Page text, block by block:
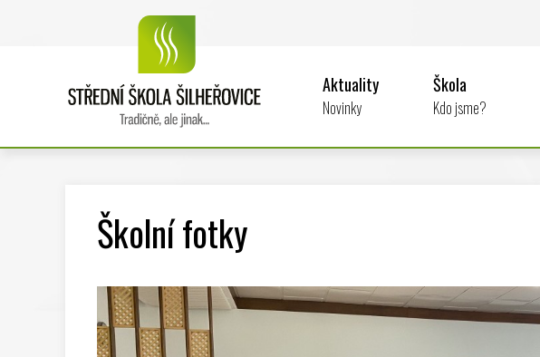
Aktuality
Novinky
Škola
Kdo jsme?
Školní fotky